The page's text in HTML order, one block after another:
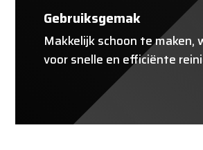
Gebruiksgemak
Makkelijk schoon te maken,
voor snelle en efficiënte